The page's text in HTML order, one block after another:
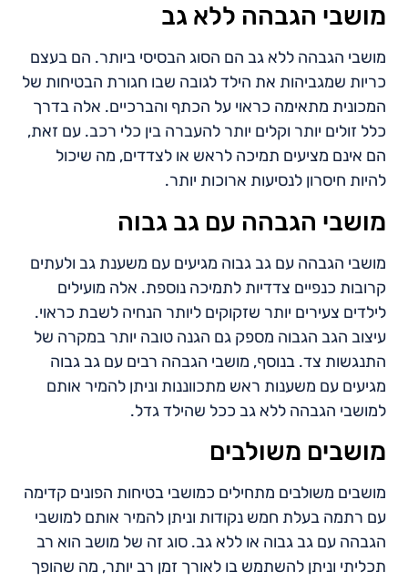
מושבי הגבהה ללא גב
מושבי הגבהה ללא גב הם הסוג הבסיסי ביותר. הם בעצם
כריות שמגביהות את הילד לגובה שבו חגורת הבטיחות של
המכונית מתאימה כראוי על הכתף והברכיים. אלה בדרך
כלל זולים יותר וקלים יותר להעברה בין כלי רכב. עם זאת,
הם אינם מציעים תמיכה לראש או לצדדים, מה שיכול
להיות חיסרון לנסיעות ארוכות יותר.
מושבי הגבהה עם גב גבוה
מושבי הגבהה עם גב גבוה מגיעים עם משענת גב ולעתים
קרובות כנפיים צדדיות לתמיכה נוספת. אלה מועילים
לילדים צעירים יותר שזקוקים ליותר הנחיה לשבת כראוי.
עיצוב הגב הגבוה מספק גם הגנה טובה יותר במקרה של
התנגשות צד. בנוסף, מושבי הגבהה רבים עם גב גבוה
מגיעים עם משענות ראש מתכווננות וניתן להמיר אותם
למושבי הגבהה ללא גב ככל שהילד גדל.
מושבים משולבים
מושבים משולבים מתחילים כמושבי בטיחות הפונים קדימה
עם רתמה בעלת חמש נקודות וניתן להמיר אותם למושבי
הגבהה עם גב גבוה או ללא גב. סוג זה של מושב הוא רב
תכליתי וניתן להשתמש בו לאורך זמן רב יותר, מה שהופך